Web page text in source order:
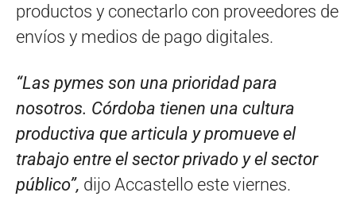
productos y conectarlo con proveedores de
envíos y medios de pago digitales.
“Las pymes son una prioridad para
nosotros. Córdoba tienen una cultura
productiva que articula y promueve el
trabajo entre el sector privado y el sector
público”, dijo Accastello este viernes.